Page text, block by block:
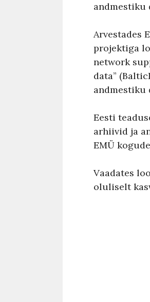
andmestiku
Arvestades
projektiga
network
data”
Eesti
arhiivid ja
EMÜ
Vaadates
oluliselt